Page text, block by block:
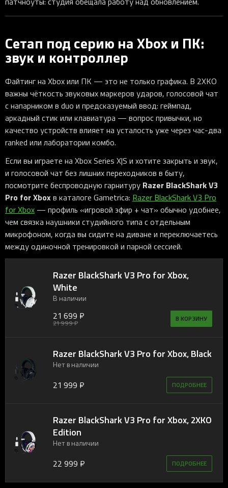
Сетап под серию на Xbox и ПК:
звук и контроллер
Файтинг на Xbox или ПК — это не только графика. В 2XKO
важны чёткость звуковых маркеров ударов, голосовой чат
с напарником в duo и предсказуемый ввод: геймпад,
аркадный стик или клавиатура — вопрос привычки, но
качество устройств влияет на усталость уже через час-два
ranked или лаборатории комбо.
Если вы играете на Xbox Series X|S и хотите закрыть и звук,
и голосовой чат без лишних переходников в быту,
посмотрите беспроводную гарнитуру Razer BlackShark V3
Pro for Xboxв каталоге Gametrica: Razer BlackShark V3 Pro
for Xbox — профиль «игровой эфир + чат» обычно удобнее,
чем связка наушники студийного типа с отдельным
микрофоном, когда вы сидите на диване и переключаетесь
между одиночной тренировкой и парной сессией.
Razer BlackShark V3 Pro for Xbox,
White
В наличии
21 699 ₽
21 999 ₽ В КОРЗИНУ
Razer BlackShark V3 Pro for Xbox, Black
Нет в наличии
21 999 ₽ ПОДРОБНЕЕ
Razer BlackShark V3 Pro for Xbox, 2XKO
Edition
Нет в наличии
22 999 ₽ ПОДРОБНЕЕ